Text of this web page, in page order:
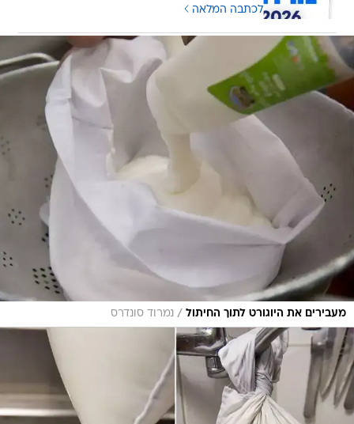
לכתבה המלאה
מעבירים את היוגורט לתוך החיתול / נמרוד סונדרס